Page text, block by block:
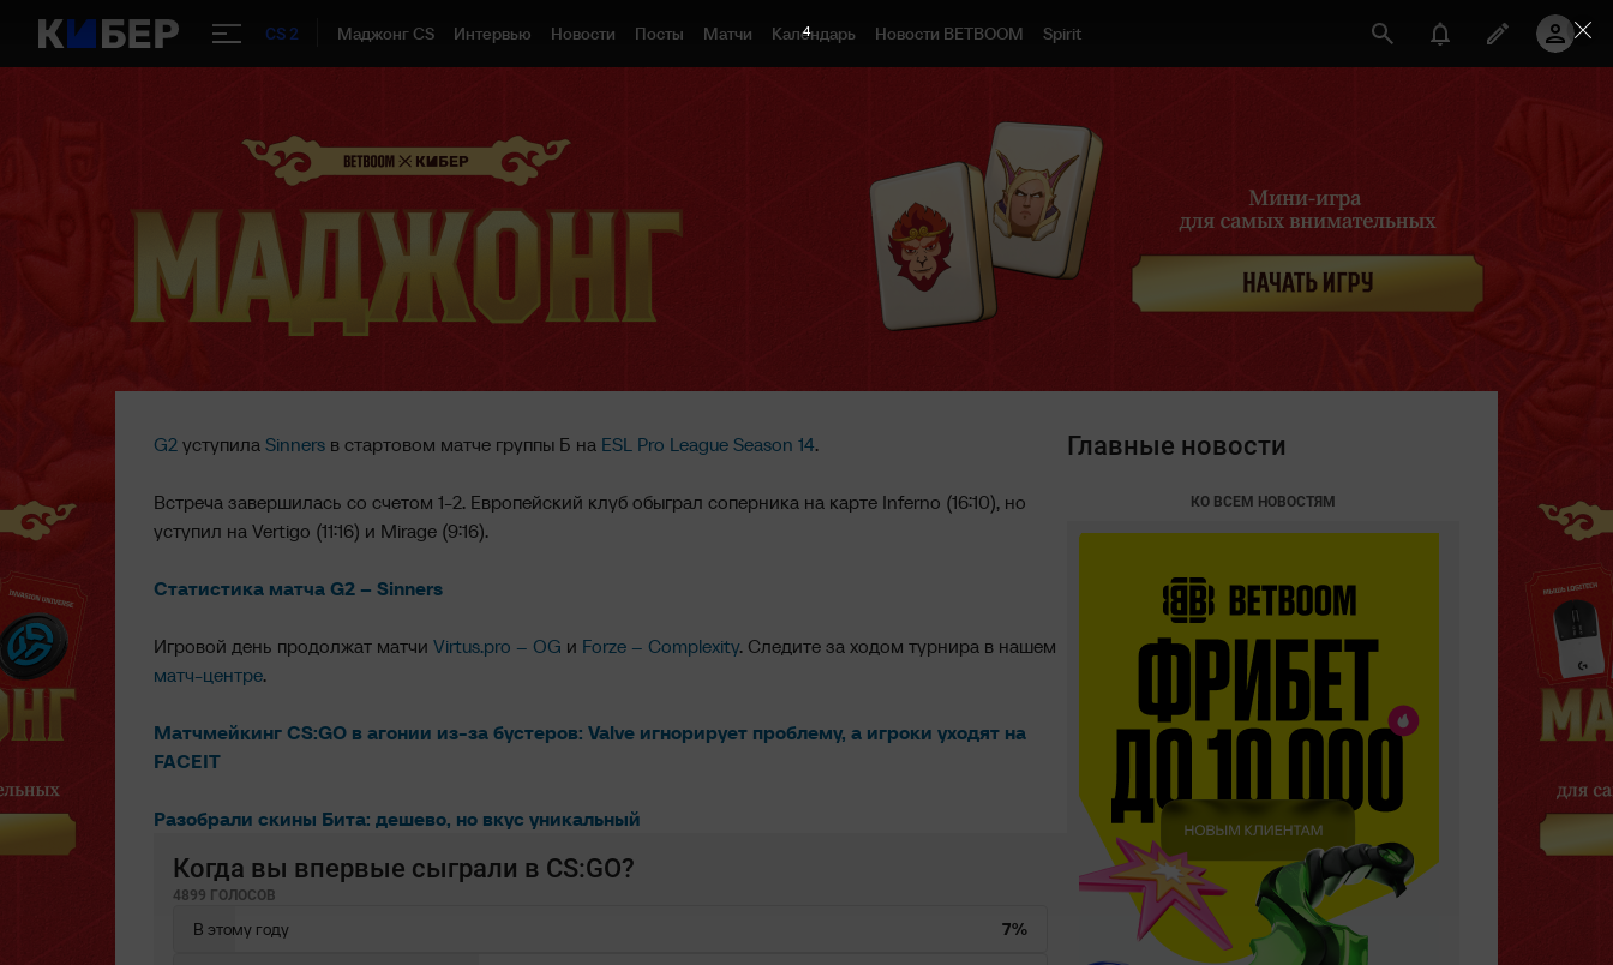
CS 2 Маджонг CS Интервью Новости Посты Матчи Календарь Новости BETBOOM Spirit
G2 уступила Sinners в стартовом матче группы Б на ESL Pro League Season 14.
Встреча завершилась со счетом 1-2. Европейский клуб обыграл соперника на карте Inferno (16:10), но
уступил на Vertigo (11:16) и Mirage (9:16).
Статистика матча G2 – Sinners
Игровой день продолжат матчи Virtus.pro – OG и Forze – Complexity. Следите за ходом турнира в нашем
матч-центре.
Матчмейкинг CS:GO в агонии из-за бустеров: Valve игнорирует проблему, а игроки уходят на
FACEIT
Разобрали скины Бита: дешево, но вкус уникальный
Когда вы впервые сыграли в CS:GO?
4899 ГОЛОСОВ
В этому году 7%
Главные новости
КО ВСЕМ НОВОСТЯМ
3